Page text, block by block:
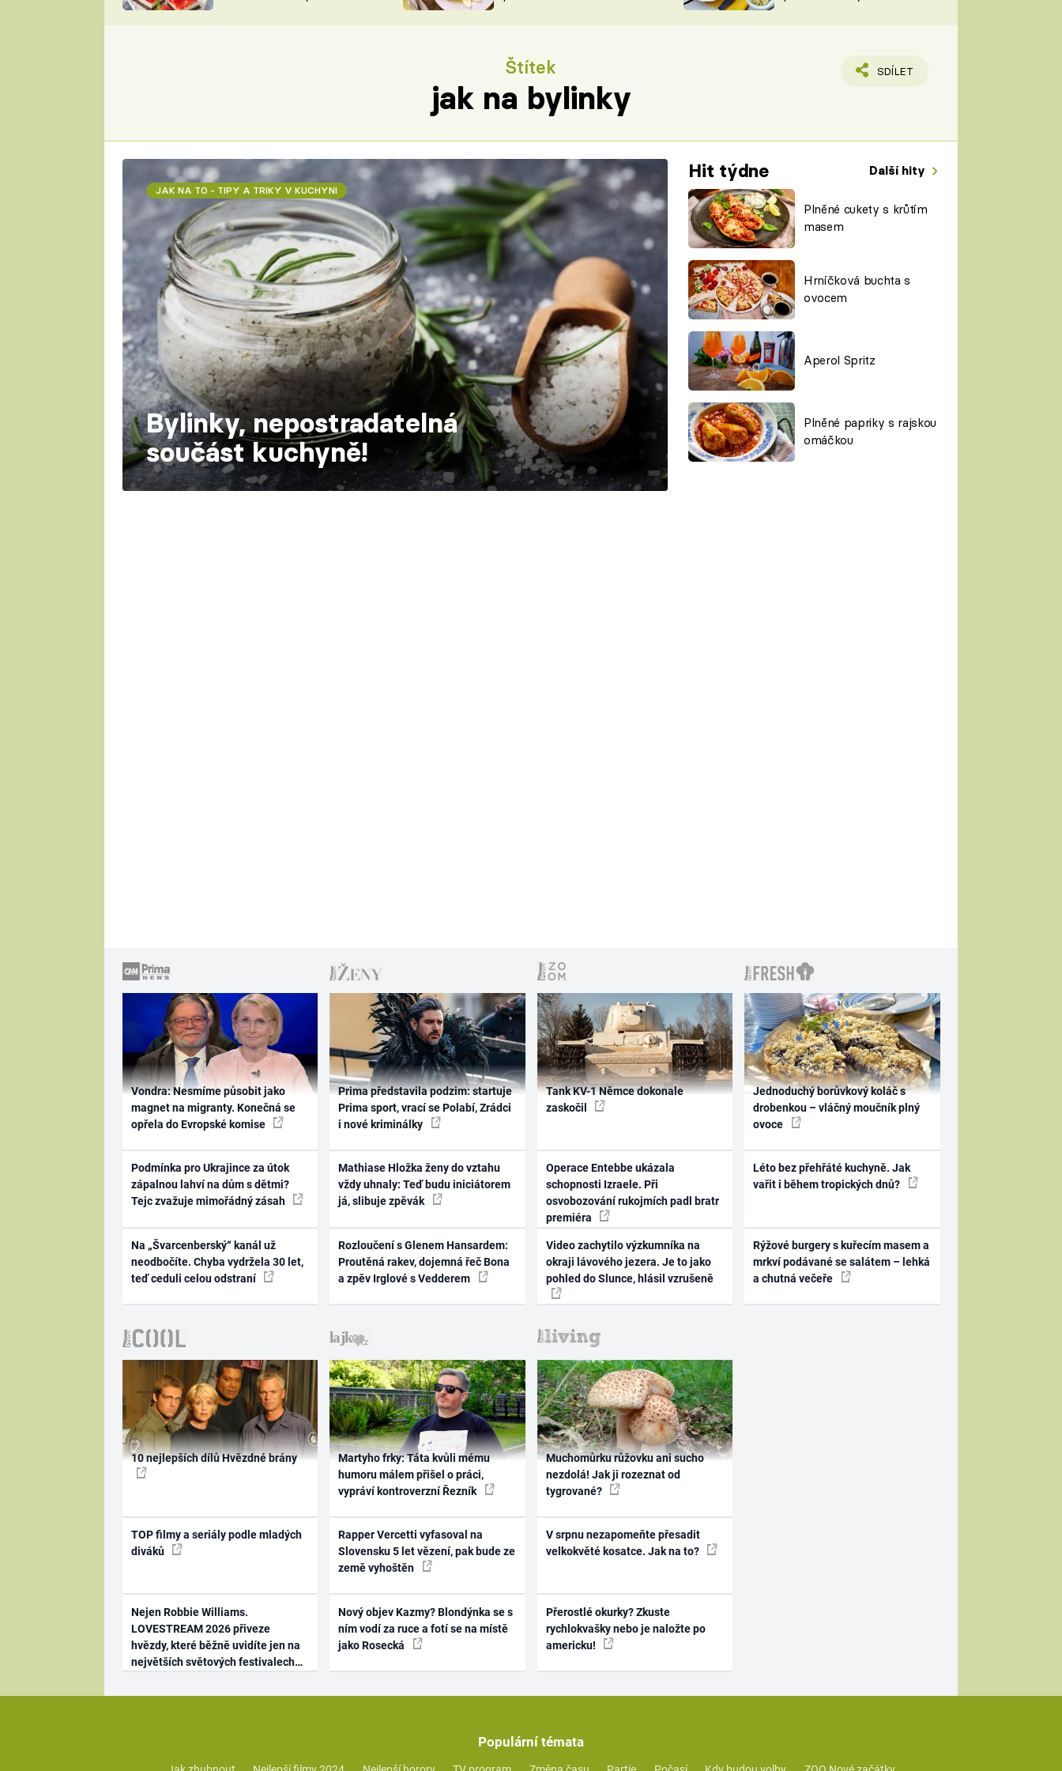
NA NÁKUPECH
ŠÉFREDAKTORKY
Štítek
jak na bylinky
SDÍLET
Hit týdne Další hity
Plněné cukety s krůtím
masem
Hrníčková buchta s
ovocem
Aperol Spritz
Plněné papriky s rajskou
omáčkou
JAK NA TO - TIPY A TRIKY V KUCHYNI
Bylinky, nepostradatelná
součást kuchyně!
Vondra: Nesmíme působit jako
magnet na migranty. Konečná se
opřela do Evropské komise
Podmínka pro Ukrajince za útok
zápalnou lahví na dům s dětmi?
Tejc zvažuje mimořádný zásah
Na „Švarcenberský“ kanál už
neodbočíte. Chyba vydržela 30 let,
teď ceduli celou odstraní
Prima představila podzim: startuje
Prima sport, vrací se Polabí, Zrádci
i nové kriminálky
Mathiase Hložka ženy do vztahu
vždy uhnaly: Teď budu iniciátorem
já, slibuje zpěvák
Rozloučení s Glenem Hansardem:
Proutěná rakev, dojemná řeč Bona
a zpěv Irglové s Vedderem
Tank KV-1 Němce dokonale
zaskočil
Operace Entebbe ukázala
schopnosti Izraele. Při
osvobozování rukojmích padl bratr
premiéra
Video zachytilo výzkumníka na
okraji lávového jezera. Je to jako
pohled do Slunce, hlásil vzrušeně
Jednoduchý borůvkový koláč s
drobenkou – vláčný moučník plný
ovoce
Léto bez přehřáté kuchyně. Jak
vařit i během tropických dnů?
Rýžové burgery s kuřecím masem a
mrkví podávané se salátem – lehká
a chutná večeře
10 nejlepších dílů Hvězdné brány
TOP filmy a seriály podle mladých
diváků
Nejen Robbie Williams.
LOVESTREAM 2026 přiveze
hvězdy, které běžně uvidíte jen na
největších světových festivalech
Martyho frky: Táta kvůli mému
humoru málem přišel o práci,
vypráví kontroverzní Řezník
Rapper Vercetti vyfasoval na
Slovensku 5 let vězení, pak bude ze
země vyhoštěn
Nový objev Kazmy? Blondýnka se s
ním vodí za ruce a fotí se na místě
jako Rosecká
Muchomůrku růžovku ani sucho
nezdolá! Jak ji rozeznat od
tygrované?
V srpnu nezapomeňte přesadit
velkokvěté kosatce. Jak na to?
Přerostlé okurky? Zkuste
rychlokvašky nebo je naložte po
americku!
Populární témata